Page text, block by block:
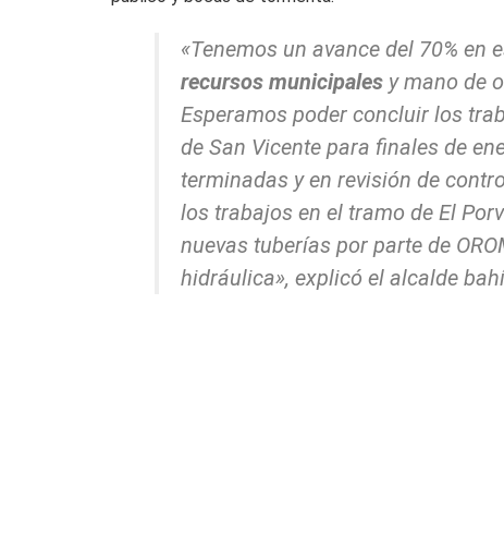
«Tenemos un avance del 70% en
recursos municipales y mano de
Esperamos poder concluir los
de San Vicente para finales de
terminadas y en revisión de
los trabajos en el tramo de El
nuevas tuberías por parte de
hidráulica», explicó el alcalde